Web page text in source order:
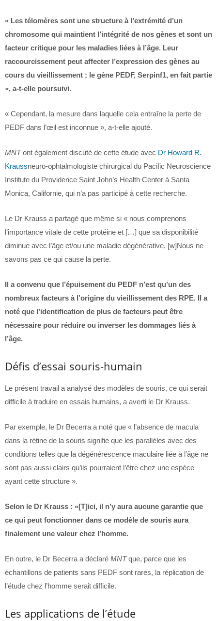
« Les télomères sont une structure à l’extrémité d’un
chromosome qui maintient l’intégrité de nos gènes et sont un
facteur critique pour les maladies liées à l’âge. Leur
raccourcissement peut affecter l’expression des gènes au
cours du vieillissement ; le gène PEDF, Serpinf1, en fait partie
», a-t-elle poursuivi.
« Cependant, la mesure dans laquelle cela entraîne la perte de
PEDF dans l’œil est inconnue », a-t-elle ajouté.
MNTont également discuté de cette étude avec Dr Howard R.
Kraussneuro-ophtalmologiste chirurgical du Pacific Neuroscience
Institute du Providence Saint John’s Health Center à Santa
Monica, Californie, qui n’a pas participé à cette recherche.
Le Dr Krauss a partagé que même si « nous comprenons
l’importance vitale de cette protéine et […] que sa disponibilité
diminue avec l’âge et/ou une maladie dégénérative, [w]Nous ne
savons pas ce qui cause la perte.
Il a convenu que l’épuisement du PEDF n’est qu’un des
nombreux facteurs à l’origine du vieillissement des RPE. Il a
noté que l’identification de plus de facteurs peut être
nécessaire pour réduire ou inverser les dommages liés à
l’âge.
Défis d’essai souris-humain
Le présent travail a analysé des modèles de souris, ce qui serait
difficile à traduire en essais humains, a averti le Dr Krauss.
Par exemple, le Dr Becerra a noté que « l’absence de macula
dans la rétine de la souris signifie que les parallèles avec des
conditions telles que la dégénérescence maculaire liée à l’âge ne
sont pas aussi clairs qu’ils pourraient l’être chez une espèce
ayant cette structure ».
Selon le Dr Krauss : «[T]ici, il n’y aura aucune garantie que
ce qui peut fonctionner dans ce modèle de souris aura
finalement une valeur chez l’homme.
En outre, le Dr Becerra a déclaré MNTque, parce que les
échantillons de patients sans PEDF sont rares, la réplication de
l’étude chez l’homme serait difficile.
Les applications de l’étude